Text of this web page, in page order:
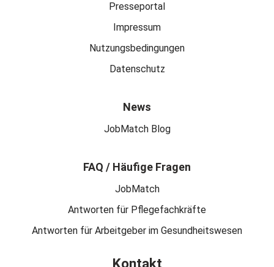
Presseportal
Impressum
Nutzungsbedingungen
Datenschutz
News
JobMatch Blog
FAQ / Häufige Fragen
JobMatch
Antworten für Pflegefachkräfte
Antworten für Arbeitgeber im Gesundheitswesen
Kontakt